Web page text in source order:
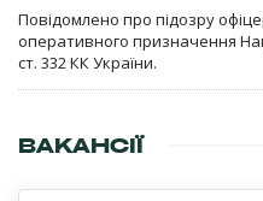
Повідомлено про підозру
оперативного призначення
ст. 332 КК України.
ВАКАНСІЇ